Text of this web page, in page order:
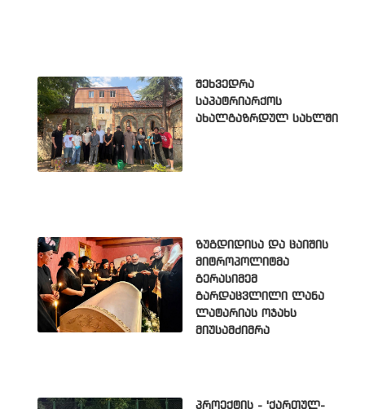
შეხვედრა
საპატრიარქოს
ახალგაზრდულ სახლში
ზუგდიდისა და ცაიშის
მიტროპოლიტმა
გერასიმემ
გარდაცვლილი ლანა
ლატარიას ოჯახს
მიუსამძიმრა
პროექტის - 'ქართულ-